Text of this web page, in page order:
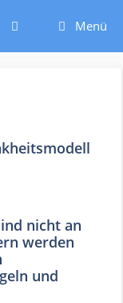
Menü
nicht an
werden
und